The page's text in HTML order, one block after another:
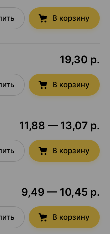
В корзину
19,30 р.
В корзину
11,88 — 13,07 р.
В корзину
9,49 — 10,45 р.
В корзину